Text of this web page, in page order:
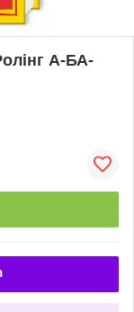
А-БА-